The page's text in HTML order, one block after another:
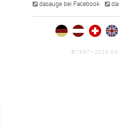
dasauge bei Facebook
©1997—2026